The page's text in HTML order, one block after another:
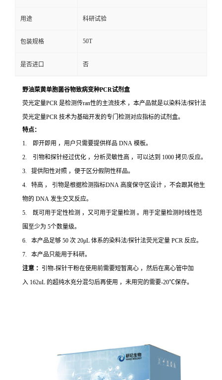
用途 科研试验
包装规格 50T
是否进口 否
野油菜黄单胞菌谷物致病变种PCR试剂盒
荧光定量PCR 是检测传ran性的主流技术 ，本产品就是以染料法/探针法
荧光定量PCR 技术为基础开发的专门检测对应指标的试剂盒。
特点：
1. 即开即用 ，用户只需要提供样品 DNA 模板。
2. 引物和探针经过优化 ，分析灵敏性高 ，可以达到 1000 拷贝/反应。
3. 提供阳性对照 ，便于区分假阴性样品。
4. 特高 ， 引物是根据检测指标DNA 高度保守区设计 ，不会跟其他生
物的 DNA 发生交叉反应。
5. 既可用于定性检测 ，又可用于定量检测 。用于定量检测时线性范
围至少为 5个数量级。
6. 本产品足够 50 次 20μL 体系的染料法/探针法荧光定量 PCR 反应。
7. 本产品只能用于科研。
注意 ： 引物-探针干粉在使用前需要短暂离心 ，然后在离心管中加
入 162uL 的超纯水充分混匀后再使用 ，未用完的需要-20℃保存。